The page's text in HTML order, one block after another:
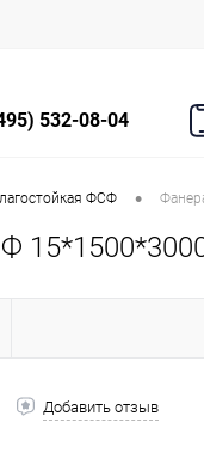
532-08-04
ФСФ •
Добавить отзыв